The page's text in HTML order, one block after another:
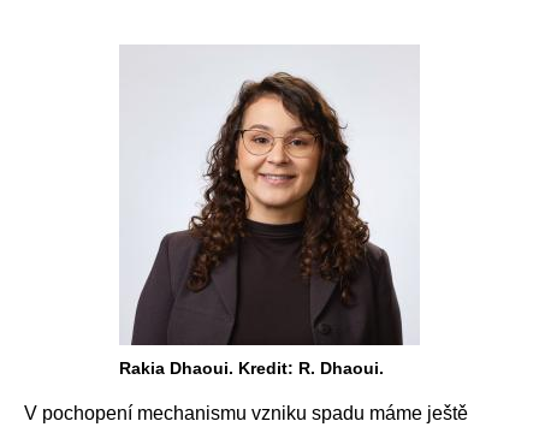
Rakia Dhaoui. Kredit: R. Dhaoui.
V pochopení mechanismu vzniku spadu máme ještě